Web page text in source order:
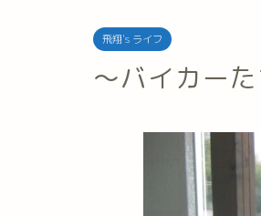
飛翔's ライフ
～バイカー